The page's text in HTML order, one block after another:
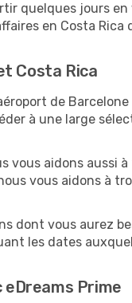
quelques jours
en Costa
Costa Rica
de
à une large
aidons aussi
vous aidons à
dont vous aurez
les dates
eDreams Prime